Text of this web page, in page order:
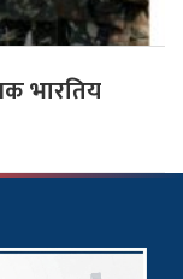
भारतिय